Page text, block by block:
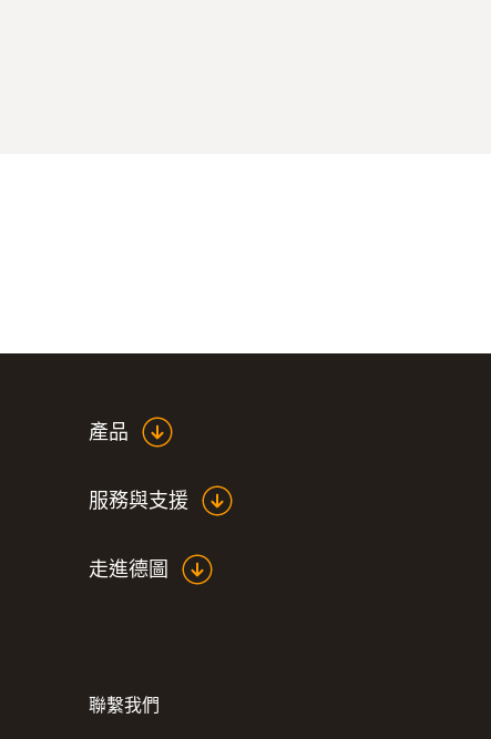
產品
服務與支援
走進德圖
聯繫我們